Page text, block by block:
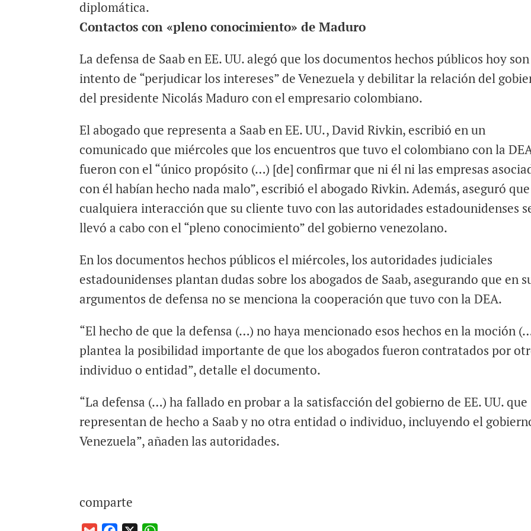
diplomática.
Contactos con «pleno conocimiento» de Maduro
La defensa de Saab en EE. UU. alegó que los documentos hechos públicos hoy
intento de “perjudicar los intereses” de Venezuela y debilitar la relación del
del presidente Nicolás Maduro con el empresario colombiano.
El abogado que representa a Saab en EE. UU., David Rivkin, escribió en un
comunicado que miércoles que los encuentros que tuvo el colombiano con la
fueron con el “único propósito (…) [de] confirmar que ni él ni las empresas
con él habían hecho nada malo”, escribió el abogado Rivkin. Además, aseguró que
cualquiera interacción que su cliente tuvo con las autoridades estadounidenses
llevó a cabo con el “pleno conocimiento” del gobierno venezolano.
En los documentos hechos públicos el miércoles, los autoridades judiciales
estadounidenses plantan dudas sobre los abogados de Saab, asegurando que en
argumentos de defensa no se menciona la cooperación que tuvo con la DEA.
“El hecho de que la defensa (…) no haya mencionado esos hechos en la moción
plantea la posibilidad importante de que los abogados fueron contratados por
individuo o entidad”, detalle el documento.
“La defensa (…) ha fallado en probar a la satisfacción del gobierno de EE. UU. que
representan de hecho a Saab y no otra entidad o individuo, incluyendo el
Venezuela”, añaden las autoridades.
comparte